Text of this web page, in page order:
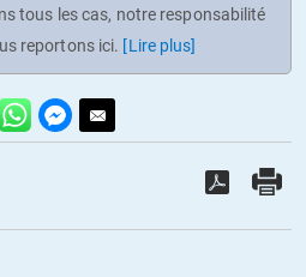
tous les cas, notre responsabilité
reportons ici. [Lire plus]